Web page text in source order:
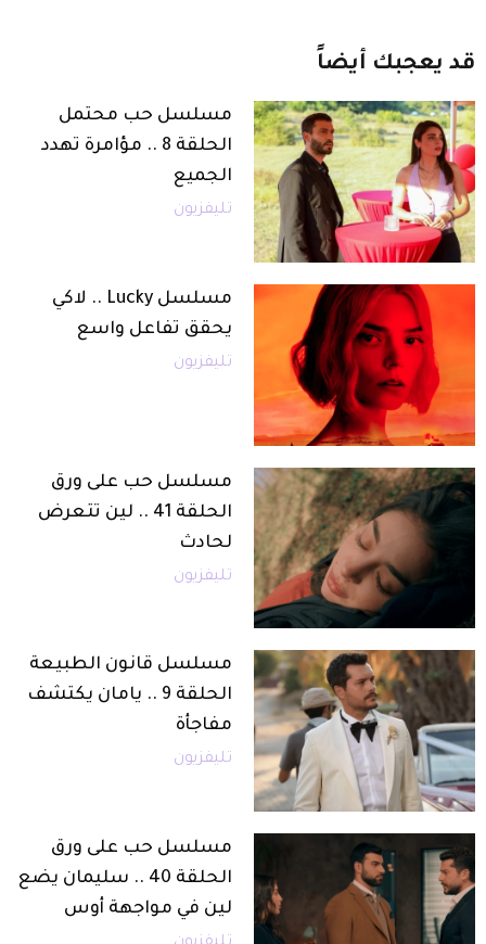
قد يعجبك أيضاً
مسلسل حب محتمل
الحلقة 8 .. مؤامرة تهدد
الجميع
تليفزيون
مسلسل Lucky .. لاكي
يحقق تفاعل واسع
تليفزيون
مسلسل حب على ورق
الحلقة 41 .. لين تتعرض
لحادث
تليفزيون
مسلسل قانون الطبيعة
الحلقة 9 .. يامان يكتشف
مفاجأة
تليفزيون
مسلسل حب على ورق
الحلقة 40 .. سليمان يضع
لين في مواجهة أوس